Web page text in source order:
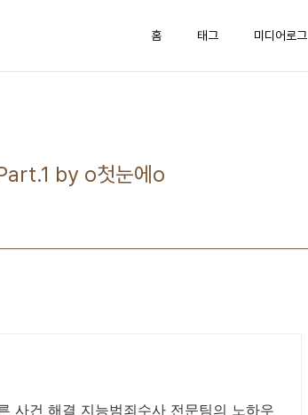
홈 태그 미디어로그
by o첫눈에o
사건 해결 지능범죄수사 전문팀의 노하우